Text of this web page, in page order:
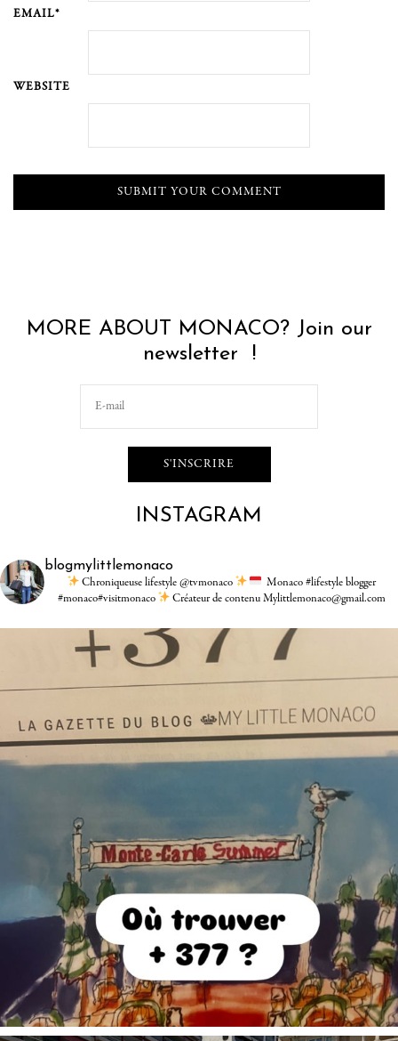
EMAIL*
WEBSITE
MORE ABOUT MONACO? Join our
newsletter !
INSTAGRAM
blogmylittlemonaco
Chroniqueuse lifestyle @tvmonaco
Monaco #lifestyle blogger
#monaco#visitmonaco
Créateur de contenu Mylittlemonaco@gmail.com